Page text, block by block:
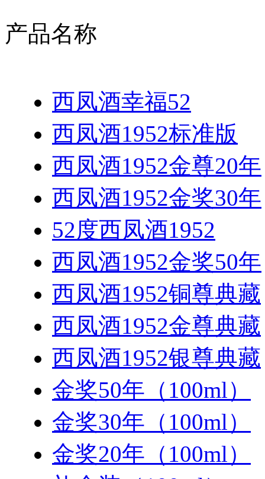
产品名称
西凤酒幸福52
西凤酒1952标准版
西凤酒1952金尊20年
西凤酒1952金奖30年
52度西凤酒1952
西凤酒1952金奖50年
西凤酒1952铜尊典藏
西凤酒1952金尊典藏
西凤酒1952银尊典藏
金奖50年（100ml）
金奖30年（100ml）
金奖20年（100ml）